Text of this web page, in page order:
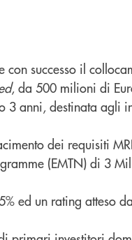
successo il
, da 500 milioni di
3 anni, destinata agli
dei requisiti
(EMTN) di 3
ed un rating atteso